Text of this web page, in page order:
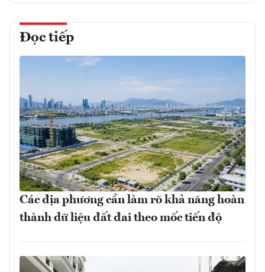
Đọc tiếp
Các địa phương cần làm rõ khả năng hoàn
thành dữ liệu đất đai theo mốc tiến độ